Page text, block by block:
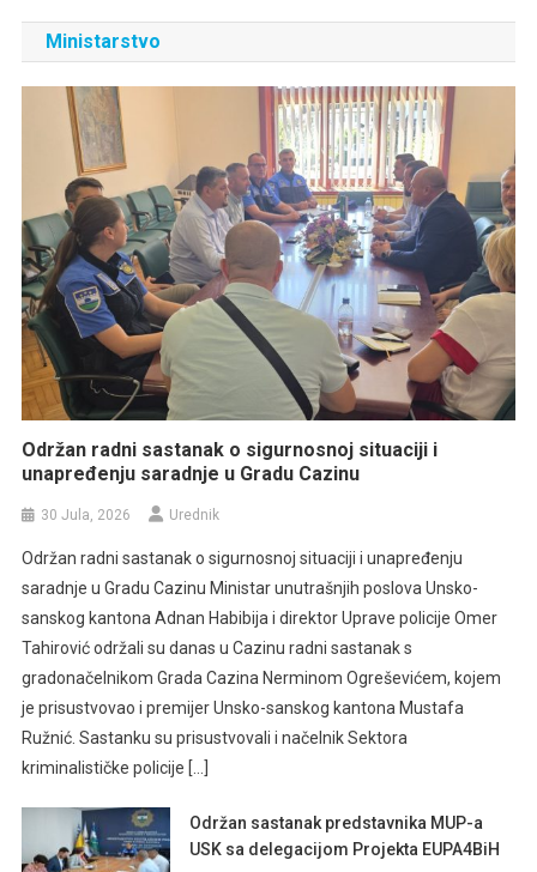
Ministarstvo
Održan radni sastanak o sigurnosnoj situaciji i
unapređenju saradnje u Gradu Cazinu
30 Jula, 2026 Urednik
Održan radni sastanak o sigurnosnoj situaciji i unapređenju
saradnje u Gradu Cazinu Ministar unutrašnjih poslova Unsko-
sanskog kantona Adnan Habibija i direktor Uprave policije Omer
Tahirović održali su danas u Cazinu radni sastanak s
gradonačelnikom Grada Cazina Nerminom Ogreševićem, kojem
je prisustvovao i premijer Unsko-sanskog kantona Mustafa
Ružnić. Sastanku su prisustvovali i načelnik Sektora
kriminalističke policije […]
Održan sastanak predstavnika MUP-a
USK sa delegacijom Projekta EUPA4BiH